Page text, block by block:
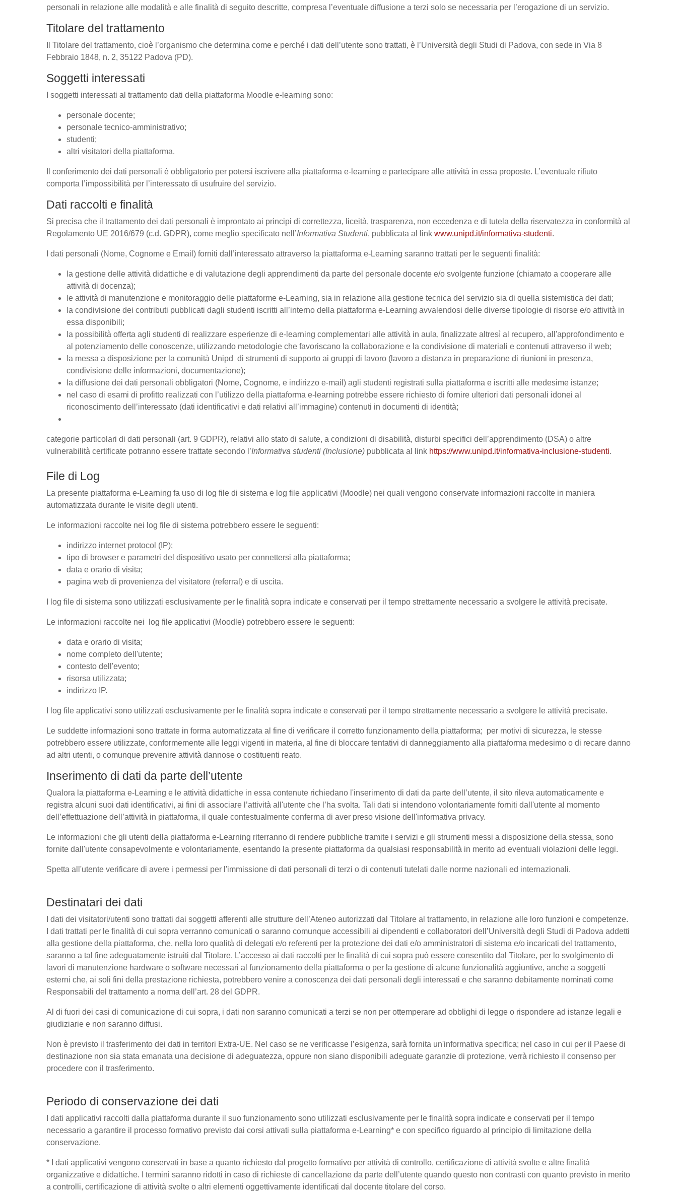
personali in relazione alle modalità e alle finalità di seguito descritte, compresa l’eventuale diffusione a terzi solo se necessaria per l’erogazione di un servizio.
Titolare del trattamento
Il Titolare del trattamento, cioè l’organismo che determina come e perché i dati dell’utente sono trattati, è l’Università degli Studi di Padova, con sede in Via 8
Febbraio 1848, n. 2, 35122 Padova (PD).
Soggetti interessati
I soggetti interessati al trattamento dati della piattaforma Moodle e-learning sono:
personale docente;
personale tecnico-amministrativo;
studenti;
altri visitatori della piattaforma.
Il conferimento dei dati personali è obbligatorio per potersi iscrivere alla piattaforma e-learning e partecipare alle attività in essa proposte. L’eventuale rifiuto
comporta l’impossibilità per l’interessato di usufruire del servizio.
Dati raccolti e finalità
Si precisa che il trattamento dei dati personali è improntato ai principi di correttezza, liceità, trasparenza, non eccedenza e di tutela della riservatezza in conformità al
Regolamento UE 2016/679 (c.d. GDPR), come meglio specificato nell’Informativa Studenti, pubblicata al link www.unipd.it/informativa-studenti.
I dati personali (Nome, Cognome e Email) forniti dall’interessato attraverso la piattaforma e-Learning saranno trattati per le seguenti finalità:
la gestione delle attività didattiche e di valutazione degli apprendimenti da parte del personale docente e/o svolgente funzione (chiamato a cooperare alle
attività di docenza);
le attività di manutenzione e monitoraggio delle piattaforme e-Learning, sia in relazione alla gestione tecnica del servizio sia di quella sistemistica dei dati;
la condivisione dei contributi pubblicati dagli studenti iscritti all’interno della piattaforma e-Learning avvalendosi delle diverse tipologie di risorse e/o attività in
essa disponibili;
la possibilità offerta agli studenti di realizzare esperienze di e-learning complementari alle attività in aula, finalizzate altresì al recupero, all'approfondimento e
al potenziamento delle conoscenze, utilizzando metodologie che favoriscano la collaborazione e la condivisione di materiali e contenuti attraverso il web;
la messa a disposizione per la comunità Unipd di strumenti di supporto ai gruppi di lavoro (lavoro a distanza in preparazione di riunioni in presenza,
condivisione delle informazioni, documentazione);
la diffusione dei dati personali obbligatori (Nome, Cognome, e indirizzo e-mail) agli studenti registrati sulla piattaforma e iscritti alle medesime istanze;
nel caso di esami di profitto realizzati con l’utilizzo della piattaforma e-learning potrebbe essere richiesto di fornire ulteriori dati personali idonei al
riconoscimento dell’interessato (dati identificativi e dati relativi all’immagine) contenuti in documenti di identità;
categorie particolari di dati personali (art. 9 GDPR), relativi allo stato di salute, a condizioni di disabilità, disturbi specifici dell’apprendimento (DSA) o altre
vulnerabilità certificate potranno essere trattate secondo l’Informativa studenti (Inclusione) pubblicata al link https://www.unipd.it/informativa-inclusione-studenti.
File di Log
La presente piattaforma e-Learning fa uso di log file di sistema e log file applicativi (Moodle) nei quali vengono conservate informazioni raccolte in maniera
automatizzata durante le visite degli utenti.
Le informazioni raccolte nei log file di sistema potrebbero essere le seguenti:
indirizzo internet protocol (IP);
tipo di browser e parametri del dispositivo usato per connettersi alla piattaforma;
data e orario di visita;
pagina web di provenienza del visitatore (referral) e di uscita.
I log file di sistema sono utilizzati esclusivamente per le finalità sopra indicate e conservati per il tempo strettamente necessario a svolgere le attività precisate.
Le informazioni raccolte nei log file applicativi (Moodle) potrebbero essere le seguenti:
data e orario di visita;
nome completo dell'utente;
contesto dell'evento;
risorsa utilizzata;
indirizzo IP.
I log file applicativi sono utilizzati esclusivamente per le finalità sopra indicate e conservati per il tempo strettamente necessario a svolgere le attività precisate.
Le suddette informazioni sono trattate in forma automatizzata al fine di verificare il corretto funzionamento della piattaforma; per motivi di sicurezza, le stesse
potrebbero essere utilizzate, conformemente alle leggi vigenti in materia, al fine di bloccare tentativi di danneggiamento alla piattaforma medesimo o di recare danno
ad altri utenti, o comunque prevenire attività dannose o costituenti reato.
Inserimento di dati da parte dell’utente
Qualora la piattaforma e-Learning e le attività didattiche in essa contenute richiedano l'inserimento di dati da parte dell’utente, il sito rileva automaticamente e
registra alcuni suoi dati identificativi, ai fini di associare l’attività all'utente che l’ha svolta. Tali dati si intendono volontariamente forniti dall'utente al momento
dell’effettuazione dell’attività in piattaforma, il quale contestualmente conferma di aver preso visione dell'informativa privacy.
Le informazioni che gli utenti della piattaforma e-Learning riterranno di rendere pubbliche tramite i servizi e gli strumenti messi a disposizione della stessa, sono
fornite dall'utente consapevolmente e volontariamente, esentando la presente piattaforma da qualsiasi responsabilità in merito ad eventuali violazioni delle leggi.
Spetta all'utente verificare di avere i permessi per l'immissione di dati personali di terzi o di contenuti tutelati dalle norme nazionali ed internazionali.
Destinatari dei dati
I dati dei visitatori/utenti sono trattati dai soggetti afferenti alle strutture dell’Ateneo autorizzati dal Titolare al trattamento, in relazione alle loro funzioni e competenze.
I dati trattati per le finalità di cui sopra verranno comunicati o saranno comunque accessibili ai dipendenti e collaboratori dell’Università degli Studi di Padova addetti
alla gestione della piattaforma, che, nella loro qualità di delegati e/o referenti per la protezione dei dati e/o amministratori di sistema e/o incaricati del trattamento,
saranno a tal fine adeguatamente istruiti dal Titolare. L’accesso ai dati raccolti per le finalità di cui sopra può essere consentito dal Titolare, per lo svolgimento di
lavori di manutenzione hardware o software necessari al funzionamento della piattaforma o per la gestione di alcune funzionalità aggiuntive, anche a soggetti
esterni che, ai soli fini della prestazione richiesta, potrebbero venire a conoscenza dei dati personali degli interessati e che saranno debitamente nominati come
Responsabili del trattamento a norma dell’art. 28 del GDPR.
Al di fuori dei casi di comunicazione di cui sopra, i dati non saranno comunicati a terzi se non per ottemperare ad obblighi di legge o rispondere ad istanze legali e
giudiziarie e non saranno diffusi.
Non è previsto il trasferimento dei dati in territori Extra-UE. Nel caso se ne verificasse l’esigenza, sarà fornita un'informativa specifica; nel caso in cui per il Paese di
destinazione non sia stata emanata una decisione di adeguatezza, oppure non siano disponibili adeguate garanzie di protezione, verrà richiesto il consenso per
procedere con il trasferimento.
Periodo di conservazione dei dati
I dati applicativi raccolti dalla piattaforma durante il suo funzionamento sono utilizzati esclusivamente per le finalità sopra indicate e conservati per il tempo
necessario a garantire il processo formativo previsto dai corsi attivati sulla piattaforma e-Learning* e con specifico riguardo al principio di limitazione della
conservazione.
* I dati applicativi vengono conservati in base a quanto richiesto dal progetto formativo per attività di controllo, certificazione di attività svolte e altre finalità
organizzative e didattiche. I termini saranno ridotti in caso di richieste di cancellazione da parte dell’utente quando questo non contrasti con quanto previsto in merito
a controlli, certificazione di attività svolte o altri elementi oggettivamente identificati dal docente titolare del corso.